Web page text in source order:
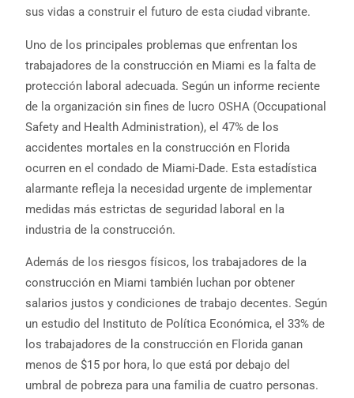
sus vidas a construir el futuro de esta ciudad vibrante.
Uno de los principales problemas que enfrentan los
trabajadores de la construcción en Miami es la falta de
protección laboral adecuada. Según un informe reciente
de la organización sin fines de lucro OSHA (Occupational
Safety and Health Administration), el 47% de los
accidentes mortales en la construcción en Florida
ocurren en el condado de Miami-Dade. Esta estadística
alarmante refleja la necesidad urgente de implementar
medidas más estrictas de seguridad laboral en la
industria de la construcción.
Además de los riesgos físicos, los trabajadores de la
construcción en Miami también luchan por obtener
salarios justos y condiciones de trabajo decentes. Según
un estudio del Instituto de Política Económica, el 33% de
los trabajadores de la construcción en Florida ganan
menos de $15 por hora, lo que está por debajo del
umbral de pobreza para una familia de cuatro personas.